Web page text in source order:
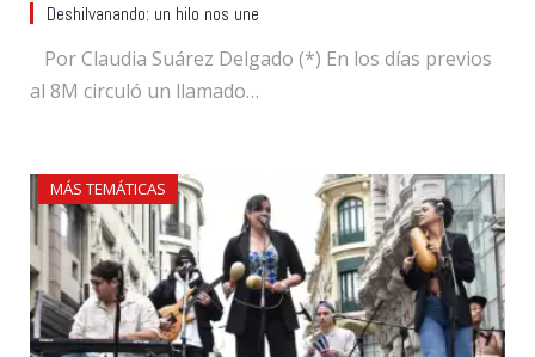
Deshilvanando: un hilo nos une
Por Claudia Suárez Delgado (*) En los días previos
al 8M circuló un llamado…
MÁS TEMÁTICAS